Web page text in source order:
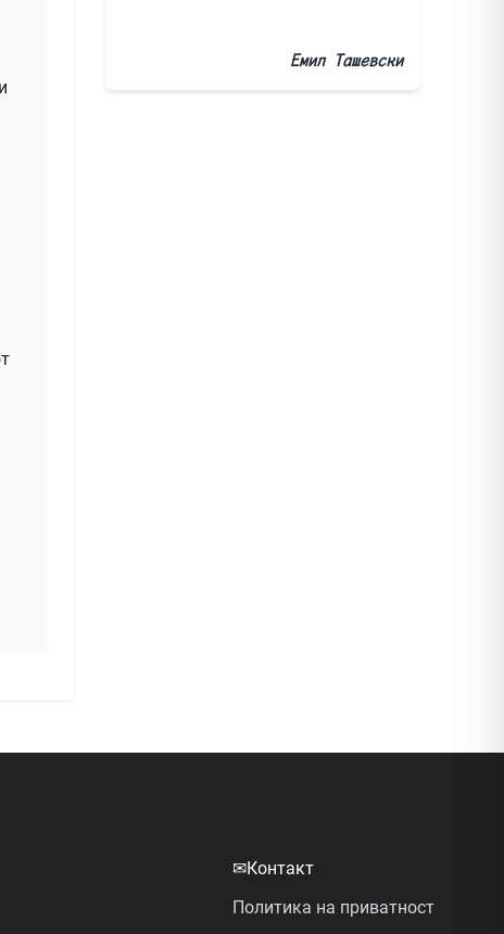
Емил Ташевски
✉Контакт
Политика на приватност